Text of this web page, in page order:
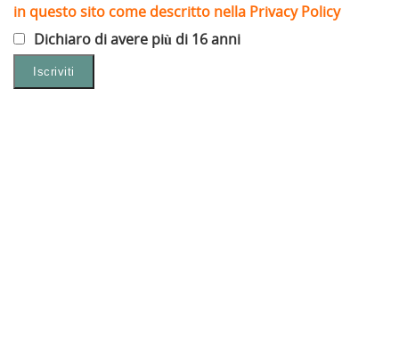
in questo sito come descritto nella Privacy Policy
Dichiaro di avere più di 16 anni